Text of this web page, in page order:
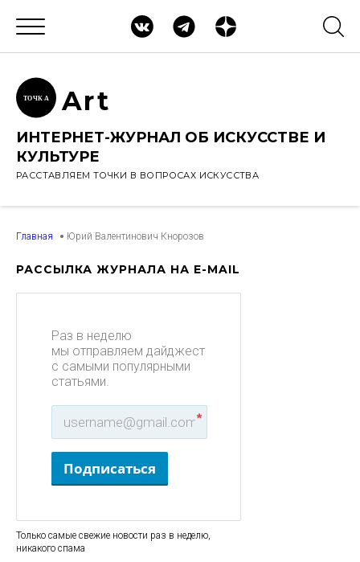
ТОЧК А Art
ИНТЕРНЕТ-ЖУРНАЛ ОБ ИСКУССТВЕ И
КУЛЬТУРЕ
РАССТАВЛЯЕМ ТОЧКИ В ВОПРОСАХ ИСКУССТВА
Главная Юрий Валентинович Кнорозов
РАССЫЛКА ЖУРНАЛА НА E-MAIL
Раз в неделю
мы отправляем дайджест
с самыми популярными
статьями.
*
Подписаться
Только самые свежие новости раз в неделю,
никакого спама